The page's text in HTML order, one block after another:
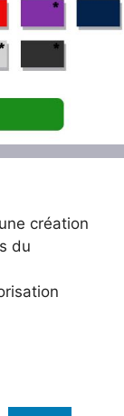
création
du